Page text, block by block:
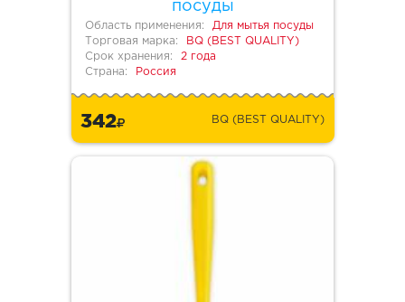
посуды
Область применения:
Для мытья посуды
Торговая марка:
BQ (BEST QUALITY)
Срок хранения:
2 года
Страна:
Россия
342 BQ (BEST QUALITY)